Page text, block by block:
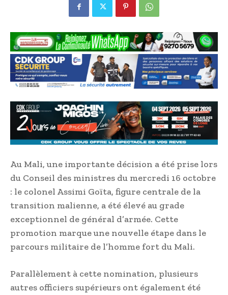
Au Mali, une importante décision a été prise lors
du Conseil des ministres du mercredi 16 octobre
: le colonel Assimi Goïta, figure centrale de la
transition malienne, a été élevé au grade
exceptionnel de général d’armée. Cette
promotion marque une nouvelle étape dans le
parcours militaire de l’homme fort du Mali.
Parallèlement à cette nomination, plusieurs
autres officiers supérieurs ont également été